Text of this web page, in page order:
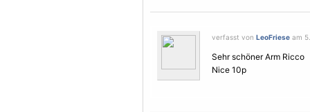
verfasst von LeoFriese am
Sehr schöner Arm Ricco
Nice 10p